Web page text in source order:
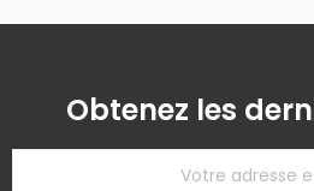
Obtenez les